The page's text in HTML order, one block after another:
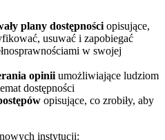
plany dostępnościopisujące,
usuwać i zapobiegać
w swojej
opiniiumożliwiające ludziom
dostępności
opisujące, co zrobiły, aby
instytucji: